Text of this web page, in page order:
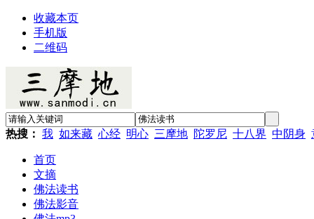
收藏本页
手机版
二维码
热搜： 我 如来藏 心经 明心 三摩地 陀罗尼 十八界 中阴身
首页
文摘
佛法读书
佛法影音